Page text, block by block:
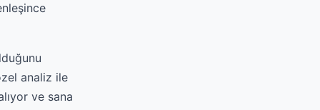
analiz ile
ve sana